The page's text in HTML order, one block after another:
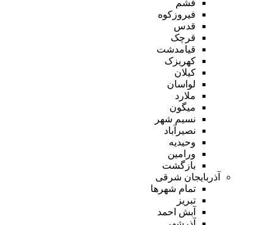
فشم
فیروزکوه
قدس
قرچک
قیامدشت
کهریزک
کیلان
لواسان
ملارد
میگون
نسیم شهر
نصیرآباد
وحیدیه
ورامین
بازگشت
آذربایجان شرقی
تمام شهر‌ها
تبریز
آبش احمد